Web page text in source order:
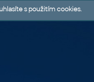
s použitím cookies.